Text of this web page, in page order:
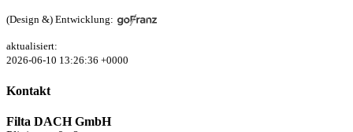
(Design &) Entwicklung:
aktualisiert:
2026-06-10 13:26:36 +0000
Kontakt
Filta DACH GmbH